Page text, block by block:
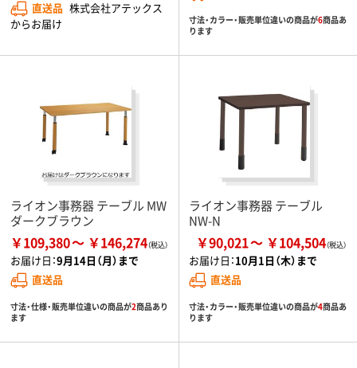
直送品 株式会社アテックス
からお届け
寸法・カラー・販売単位違いの商品が6商品あ
ります
ライオン事務器 テーブル MW
ダークブラウン
￥109,380 ￥146,274
お届け日：9月14日（月）まで
直送品
寸法・仕様・販売単位違いの商品が2商品あり
ます
ライオン事務器 テーブル
NW-N
￥90,021 ￥104,504
お届け日：10月1日（木）まで
直送品
寸法・カラー・販売単位違いの商品が4商品あ
ります